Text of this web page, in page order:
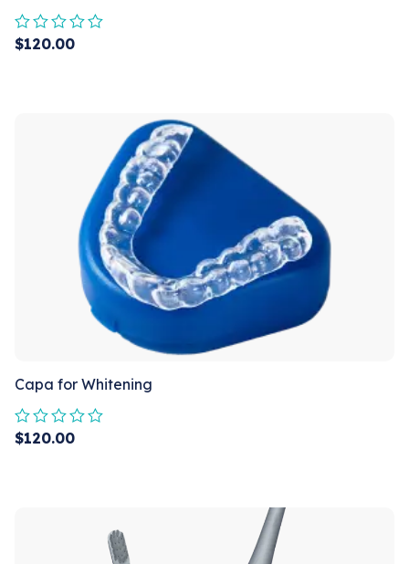
Rated
$120.00
Capa for Whitening
Rated
$120.00